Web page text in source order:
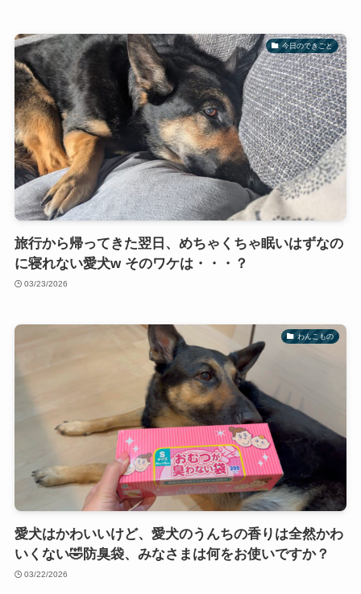
今日のできごと
旅行から帰ってきた翌日、めちゃくちゃ眠いはずなの
に寝れない愛犬w そのワケは・・・？
03/23/2026
わんこもの
愛犬はかわいいけど、愛犬のうんちの香りは全然かわ
いくない🤣防臭袋、みなさまは何をお使いですか？
03/22/2026